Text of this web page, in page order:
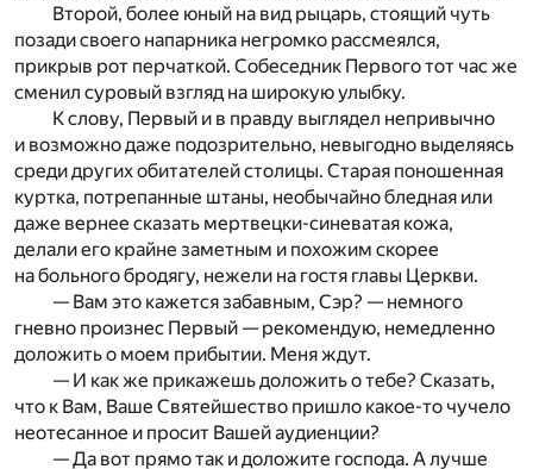
Второй, более юный на вид рыцарь, стоящий чуть
позади своего напарника негромко рассмеялся,
прикрыв рот перчаткой. Собеседник Первого тот час же
сменил суровый взгляд на широкую улыбку.
К слову, Первый и в правду выглядел непривычно
и возможно даже подозрительно, невыгодно выделяясь
среди других обитателей столицы. Старая поношенная
куртка, потрепанные штаны, необычайно бледная или
даже вернее сказать мертвецки-синеватая кожа,
делали его крайне заметным и похожим скорее
на больного бродягу, нежели на гостя главы Церкви.
— Вам это кажется забавным, Сэр? — немного
гневно произнес Первый — рекомендую, немедленно
доложить о моем прибытии. Меня ждут.
— И как же прикажешь доложить о тебе? Сказать,
что к Вам, Ваше Святейшество пришло какое-то чучело
неотесанное и просит Вашей аудиенции?
— Да вот прямо так и доложите господа. А лучше